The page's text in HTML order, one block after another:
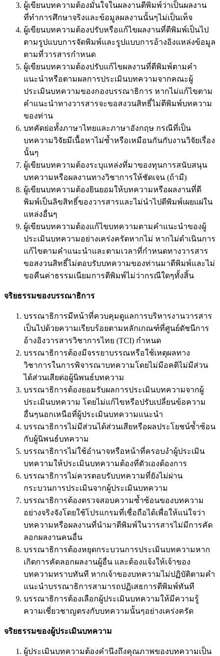
ผู้เขียนบทความต้องมั่นใจในผลงานตีพิมพ์ว่าเป็นผลงาน
ที่ทำการศึกษาจริงและข้อมูลผลงานนั้นๆไม่เป็นเท็จ
ผู้เขียนบทความต้องปรับหรือแก้ไขผลงานที่ตีพิมพ์เป็นไป
ตามรูปแบบการจัดพิมพ์และรูปแบบการอ้างอิงแหล่งข้อมูล
ตามที่วารสารกำหนด
ผู้เขียนบทความต้องปรับแก้ไขผลงานที่ตีพิมพ์ตามคำ
แนะนำหรือตามผลการประเมินบทความจากคณะผู้
ประเมินบทความของกองบรรณาธิการ หากไม่แก้ไขตาม
คำแนะนำทางวารสารจะขอสงวนสิทธิ์ไม่ตีพิมพ์บทความ
ของท่าน
บทคัดย่อทั้งภาษาไทยและภาษาอังกฤษ กรณีที่เป็น
บทความวิจัยมีเนื้อหาไม่ซ้ำหรือเหมือนกันกับงานวิจัยเรื่อง
นั้นๆ
ผู้เขียนบทความต้องระบุแหล่งที่มาของทุนการสนับสนุน
บทความหรือผลงานทางวิชาการให้ชัดเจน (ถ้ามี)
ผู้เขียนบทความต้องยินยอมให้บทความหรือผลงานที่ตี
พิมพ์เป็นลิขสิทธิ์ของวารสารและไม่นำไปตีพิมพ์เผยแผ่ใน
แหล่งอื่นๆ
ผู้เขียนบทความต้องแก้ไขบทความตามคำแนะนำของผู้
ประเมินบทความอย่างเคร่งครัดหากไม่ หากไม่ดำเนินการ
แก้ไขตามคำแนะนำและตามเวลาที่กำหนดทางวารสาร
ขอสงวนสิทธิ์ไม่ตอบรับบทความของท่านมาตีพิมพ์และไม่
ขอคืนค่าธรรมเนียมการตีพิมพ์ไม่ว่ากรณีใดๆทั้งสิ้น
จริยธรรมของบรรณาธิการ
บรรณาธิการมีหน้าที่ควบคุมดูแลการบริหารงานวารสาร
เป็นไปด้วยความเรียบร้อยตามหลักเกณฑ์ที่ศูนย์ดัชนีการ
อ้างอิงวารสารวิชาการไทย (TCI) กำหนด
บรรณาธิการต้องมีจรรยาบรรณหรือใช้เหตุผลทาง
วิชาการในการพิจารณาบทความโดยไม่มีอคติไม่มีส่วน
ได้ส่วนเสียต่อผู้นิพนธ์บทความ
บรรณาธิการต้องยอมรับผลการประเมินบทความจากผู้
ประเมินบทความ โดยไม่แก้ไขหรือปรับเปลี่ยนข้อความ
อื่นๆนอกเหนือที่ผู้ประเมินบทความแนะนำ
บรรณาธิการไม่มีส่วนได้ส่วนเสียหรือผลประโยชน์ซ้ำซ้อน
กับผู้นิพนธ์บทความ
บรรณาธิการไม่ใช้อำนาจหรือหน้าที่ครอบงำผู้ประเมิน
บทความให้ประเมินบทความต้องที่ตัวเองต้องการ
บรรณาธิการไม่ควรตอบรับบทความที่ยังไม่ผ่าน
กระบวนการประเมินจากผู้ประเมินบทความ
บรรณาธิการต้องตรวจสอบความซ้ำซ้อนของบทความ
อย่างจริงจังโดยใช้โปรแกรมที่เชื่อถือได้เพื่อให้แน่ใจว่า
บทความหรือผลงานที่นำมาตีพิมพ์ในวารสารไม่มีการคัด
ลอกผลงานคนอื่น
บรรณาธิการต้องหยุดกระบวนการประเมินบทความหาก
เกิดการคัดลอกผลงานผู้อื่น และต้องแจ้งให้เจ้าของ
บทความทราบทันที หากเจ้าของบทความไม่ปฏิบัติตามคำ
แนะนำบรรณาธิการสามารถปฏิเสธการตีพิมพ์ทันที
บรรณาธิการต้องเลือกผู้ประเมินบทความให้มีความรู้
ความเชี่ยวชาญตรงกับบทความนั้นๆอย่างเคร่งครัด
จริยธรรมของผู้ประเมินบทความ
ผู้ประเมินบทความต้องคำนึงถึงคุณภาพของบทความเป็น